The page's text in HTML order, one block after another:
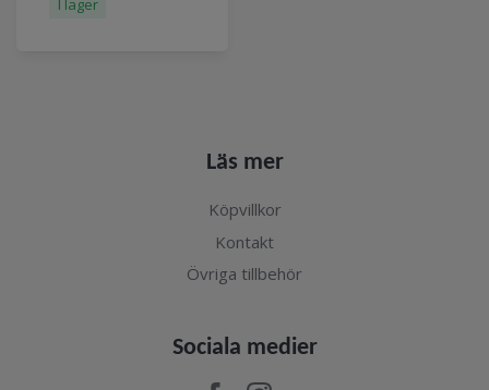
I lager
Läs mer
Köpvillkor
Kontakt
Övriga tillbehör
Sociala medier